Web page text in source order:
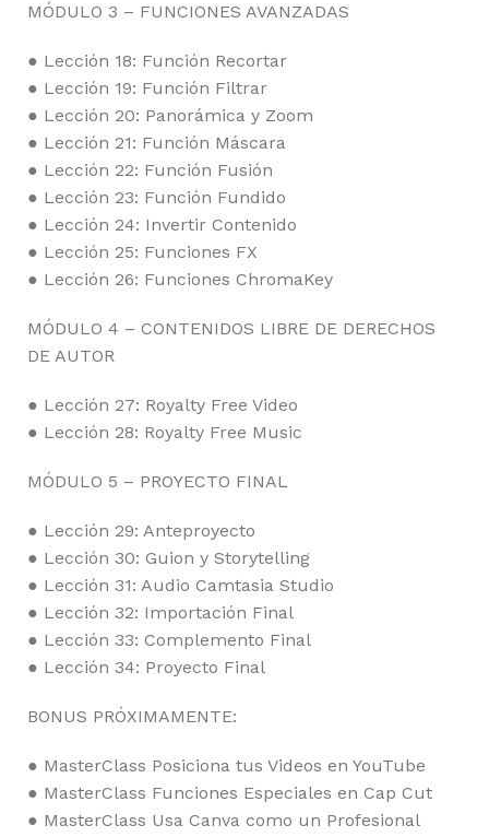
MÓDULO 3 – FUNCIONES AVANZADAS
● Lección 18: Función Recortar
● Lección 19: Función Filtrar
● Lección 20: Panorámica y Zoom
● Lección 21: Función Máscara
● Lección 22: Función Fusión
● Lección 23: Función Fundido
● Lección 24: Invertir Contenido
● Lección 25: Funciones FX
● Lección 26: Funciones ChromaKey
MÓDULO 4 – CONTENIDOS LIBRE DE DERECHOS
DE AUTOR
● Lección 27: Royalty Free Video
● Lección 28: Royalty Free Music
MÓDULO 5 – PROYECTO FINAL
● Lección 29: Anteproyecto
● Lección 30: Guion y Storytelling
● Lección 31: Audio Camtasia Studio
● Lección 32: Importación Final
● Lección 33: Complemento Final
● Lección 34: Proyecto Final
BONUS PRÓXIMAMENTE:
● MasterClass Posiciona tus Videos en YouTube
● MasterClass Funciones Especiales en Cap Cut
● MasterClass Usa Canva como un Profesional